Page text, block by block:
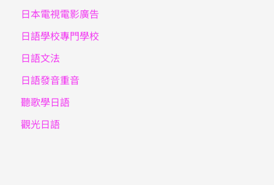
日本電視電影廣告
日語學校專門學校
日語文法
日語發音重音
聽歌學日語
觀光日語